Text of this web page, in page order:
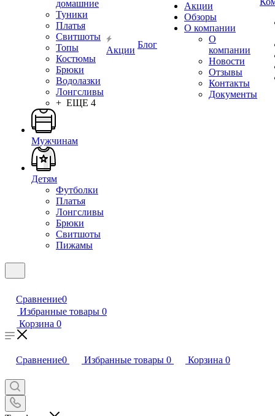
домашние
Туники
Платья
Свитшоты
Топы
Костюмы
Брюки
Водолазки
Лонгсливы
+ ЕЩЕ 4
Мужчинам
Детям
Футболки
Платья
Лонгсливы
Брюки
Свитшоты
Пижамы
Акции
Блог
Акции
Обзоры
О компании
О
компании
Новости
Отзывы
Контакты
Документы
Сравнение0
Избранные товары 0
Корзина 0
Сравнение0 Избранные товары 0 Корзина 0